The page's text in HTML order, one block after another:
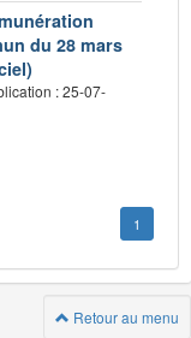
du 28 mars
: 25-07-
1
Retour au menu